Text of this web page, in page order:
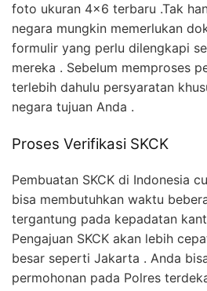
foto ukuran 4×6 terbaru .Tak
negara mungkin memerlukan
formulir yang perlu dilengkapi
mereka . Sebelum memproses
terlebih dahulu persyaratan
negara tujuan Anda .
Proses Verifikasi SKCK
Pembuatan SKCK di Indonesia
bisa membutuhkan waktu
tergantung pada kepadatan
Pengajuan SKCK akan lebih
besar seperti Jakarta . Anda
permohonan pada Polres